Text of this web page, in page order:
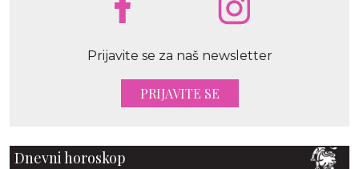
Prijavite se za naš newsletter
PRIJAVITE SE
Dnevni horoskop